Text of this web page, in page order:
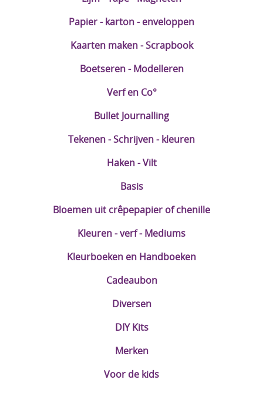
Papier - karton - enveloppen
Kaarten maken - Scrapbook
Boetseren - Modelleren
Verf en Co°
Bullet Journalling
Tekenen - Schrijven - kleuren
Haken - Vilt
Basis
Bloemen uit crêpepapier of chenille
Kleuren - verf - Mediums
Kleurboeken en Handboeken
Cadeaubon
Diversen
DIY Kits
Merken
Voor de kids